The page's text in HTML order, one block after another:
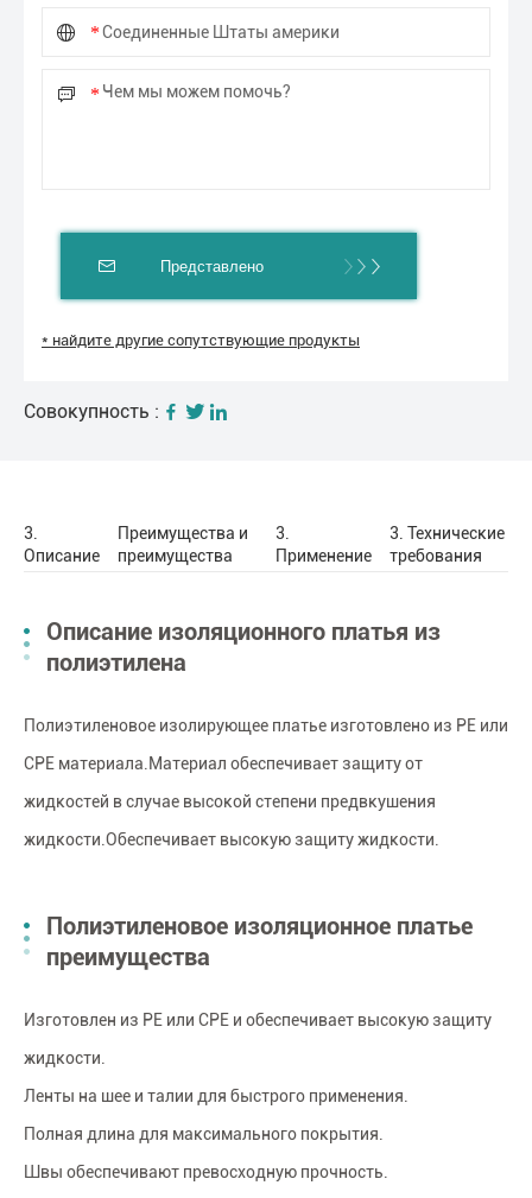
Представлено
* найдите другие сопутствующие продукты
Совокупность :
3.
Описание
Преимущества и
преимущества
3.
Применение
3. Технические
требования
Описание изоляционного платья из
полиэтилена
Полиэтиленовое изолирующее платье изготовлено из PE или
CPE материала.Материал обеспечивает защиту от
жидкостей в случае высокой степени предвкушения
жидкости.Обеспечивает высокую защиту жидкости.
Полиэтиленовое изоляционное платье
преимущества
Изготовлен из PE или CPE и обеспечивает высокую защиту
жидкости.
Ленты на шее и талии для быстрого применения.
Полная длина для максимального покрытия.
Швы обеспечивают превосходную прочность.